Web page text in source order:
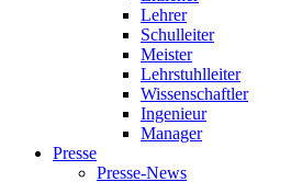
Lehrer
Schulleiter
Meister
Lehrstuhlleiter
Wissenschaftler
Ingenieur
Manager
Presse
Presse-News